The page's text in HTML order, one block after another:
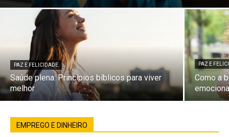
PAZ E FELICIDADE
Saúde plena: Princípios bíblicos para viver
melhor
PAZ E
Como a
EMPREGO E DINHEIRO